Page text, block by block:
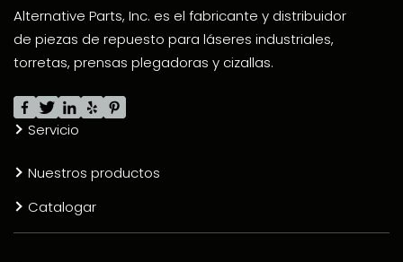
Alternative Parts, Inc. es el fabricante y distribuidor
de piezas de repuesto para láseres industriales,
torretas, prensas plegadoras y cizallas.
Servicio
Nuestros productos
Catalogar